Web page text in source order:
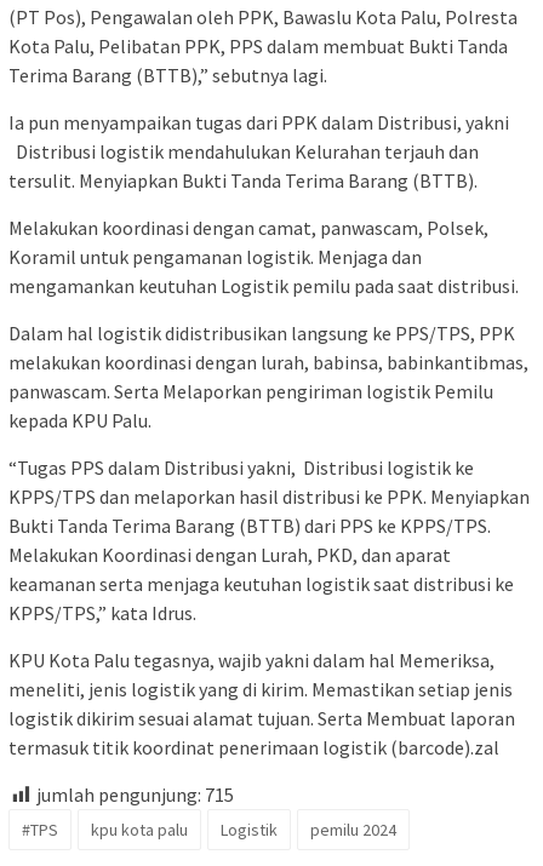
(PT Pos), Pengawalan oleh PPK, Bawaslu Kota Palu, Polresta
Kota Palu, Pelibatan PPK, PPS dalam membuat Bukti Tanda
Terima Barang (BTTB),” sebutnya lagi.
Ia pun menyampaikan tugas dari PPK dalam Distribusi, yakni
Distribusi logistik mendahulukan Kelurahan terjauh dan
tersulit. Menyiapkan Bukti Tanda Terima Barang (BTTB).
Melakukan koordinasi dengan camat, panwascam, Polsek,
Koramil untuk pengamanan logistik. Menjaga dan
mengamankan keutuhan Logistik pemilu pada saat distribusi.
Dalam hal logistik didistribusikan langsung ke PPS/TPS, PPK
melakukan koordinasi dengan lurah, babinsa, babinkantibmas,
panwascam. Serta Melaporkan pengiriman logistik Pemilu
kepada KPU Palu.
“Tugas PPS dalam Distribusi yakni, Distribusi logistik ke
KPPS/TPS dan melaporkan hasil distribusi ke PPK. Menyiapkan
Bukti Tanda Terima Barang (BTTB) dari PPS ke KPPS/TPS.
Melakukan Koordinasi dengan Lurah, PKD, dan aparat
keamanan serta menjaga keutuhan logistik saat distribusi ke
KPPS/TPS,” kata Idrus.
KPU Kota Palu tegasnya, wajib yakni dalam hal Memeriksa,
meneliti, jenis logistik yang di kirim. Memastikan setiap jenis
logistik dikirim sesuai alamat tujuan. Serta Membuat laporan
termasuk titik koordinat penerimaan logistik (barcode).zal
jumlah pengunjung: 715
#TPS kpu kota palu Logistik pemilu 2024